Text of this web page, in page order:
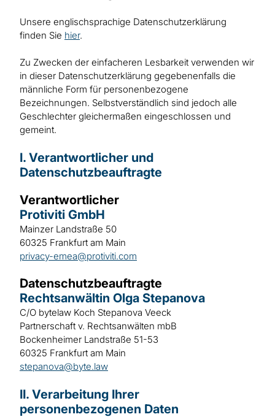
Unsere englischsprachige Datenschutzerklärung
finden Sie hier.
Zu Zwecken der einfacheren Lesbarkeit verwenden wir
in dieser Datenschutzerklärung gegebenenfalls die
männliche Form für personenbezogene
Bezeichnungen. Selbstverständlich sind jedoch alle
Geschlechter gleichermaßen eingeschlossen und
gemeint.
I. Verantwortlicher und
Datenschutzbeauftragte
Verantwortlicher
Protiviti GmbH
Mainzer Landstraße 50
60325 Frankfurt am Main
privacy-emea@protiviti.com
Datenschutzbeauftragte
Rechtsanwältin Olga Stepanova
C/O bytelaw Koch Stepanova Veeck
Partnerschaft v. Rechtsanwälten mbB
Bockenheimer Landstraße 51-53
60325 Frankfurt am Main
stepanova@byte.law
II. Verarbeitung Ihrer
personenbezogenen Daten